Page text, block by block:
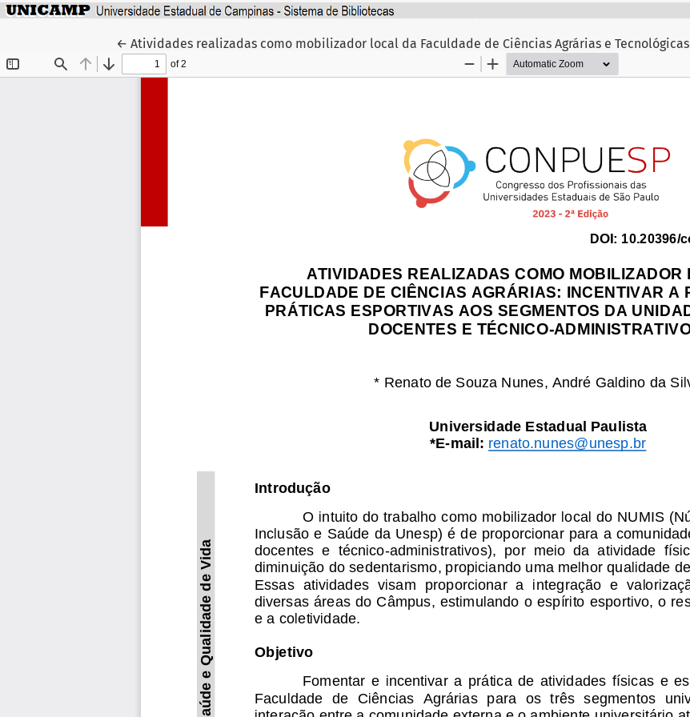
←Voltar aos Detalhes do Artigo
Atividades realizadas como mobilizador local da Faculdade de Ciências Agrárias e Tecnológicas